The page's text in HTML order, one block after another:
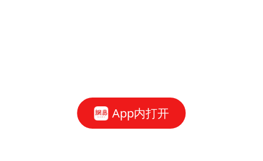
App内打开